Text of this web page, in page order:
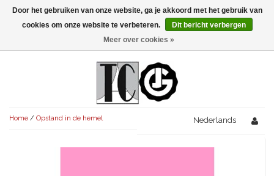
Menu
AVONDVULLEND (+75')
KORT (-30')
AVONDVULLEND (+75')
AVONDVULLEND (+75')
Home / Opstand in de hemel Nederlands
Door het gebruiken van onze website, ga je akkoord met het gebruik van
cookies om onze website te verbeteren.
Dit bericht verbergen
Meer over cookies »